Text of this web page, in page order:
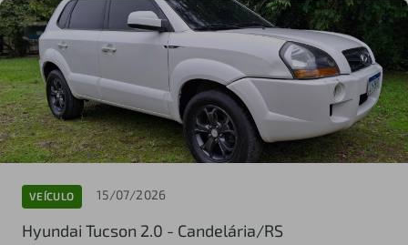
VEÍCULO 15/07/2026
Hyundai Tucson 2.0 - Candelária/RS